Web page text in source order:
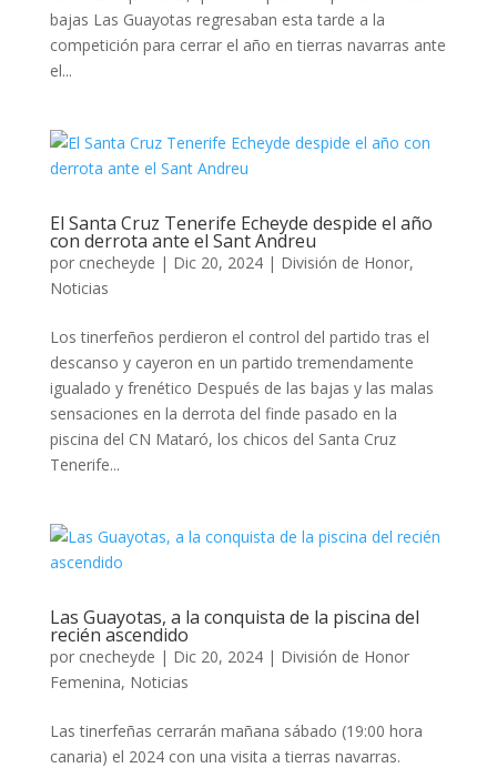
bajas Las Guayotas regresaban esta tarde a la
competición para cerrar el año en tierras navarras ante
el...
El Santa Cruz Tenerife Echeyde despide el año
con derrota ante el Sant Andreu
por cnecheyde | Dic 20, 2024| División de Honor,
Noticias
Los tinerfeños perdieron el control del partido tras el
descanso y cayeron en un partido tremendamente
igualado y frenético Después de las bajas y las malas
sensaciones en la derrota del finde pasado en la
piscina del CN Mataró, los chicos del Santa Cruz
Tenerife...
Las Guayotas, a la conquista de la piscina del
recién ascendido
por cnecheyde | Dic 20, 2024| División de Honor
Femenina, Noticias
Las tinerfeñas cerrarán mañana sábado (19:00 hora
canaria) el 2024 con una visita a tierras navarras.